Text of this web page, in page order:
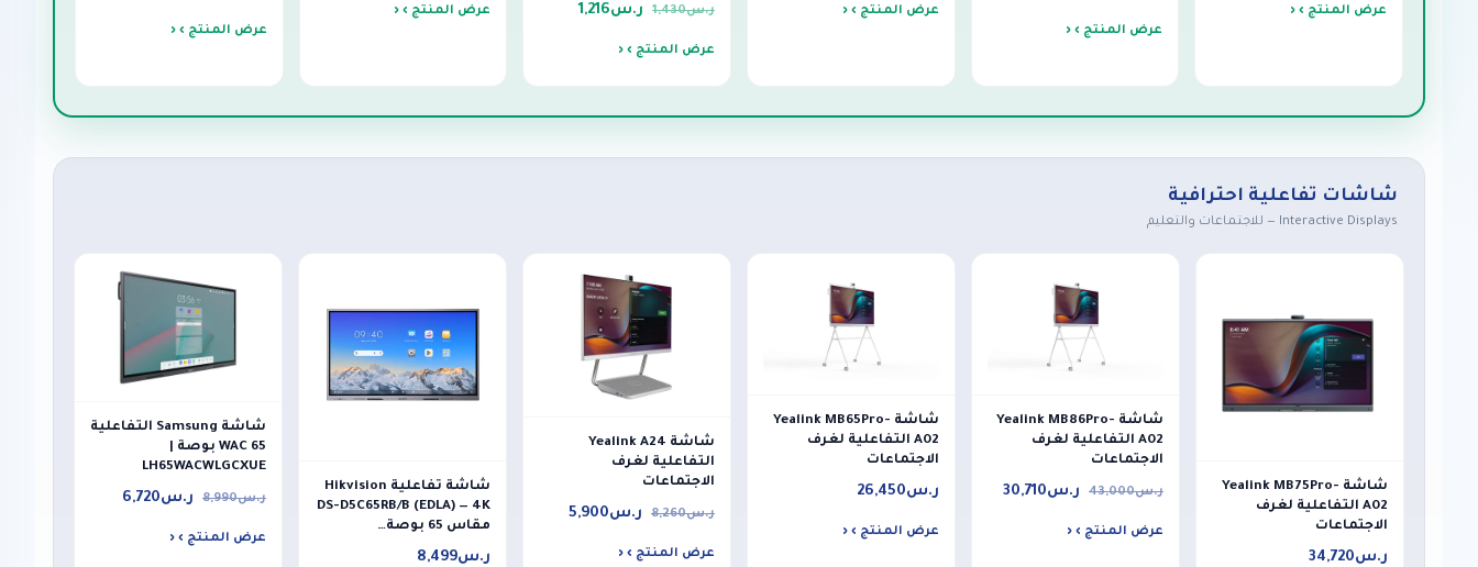
عرض المنتج ›
عرض المنتج ›
عرض المنتج › ر.س1,430 ر.س1,216
عرض المنتج ›
عرض المنتج ›
عرض المنتج ›
شاشات تفاعلية احترافية
Interactive Displays — للاجتماعات والتعليم
شاشة Yealink MB75Pro-
A02 التفاعلية لغرف
الاجتماعات
ر.س34,720
شاشة Yealink MB86Pro-
A02 التفاعلية لغرف
الاجتماعات
ر.س43,000 ر.س30,710
عرض المنتج ›
شاشة Yealink MB65Pro-
A02 التفاعلية لغرف
الاجتماعات
ر.س26,450
عرض المنتج ›
شاشة Yealink A24
التفاعلية لغرف
الاجتماعات
ر.س8,260 ر.س5,900
عرض المنتج ›
شاشة تفاعلية Hikvision
DS-D5C65RB/B (EDLA) — 4K
مقاس 65 بوصة…
ر.س8,499
شاشة Samsung التفاعلية
WAC 65 بوصة |
LH65WACWLGCXUE
ر.س8,990 ر.س6,720
عرض المنتج ›